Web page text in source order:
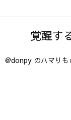
覚醒す
@donpy のハマり